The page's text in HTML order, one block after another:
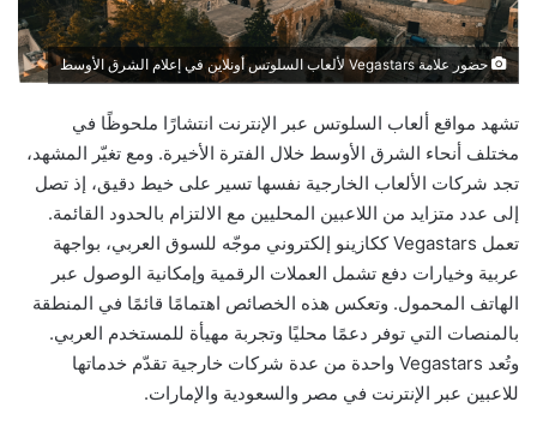
حضور علامة Vegastars لألعاب السلوتس أونلاين في إعلام الشرق الأوسط
تشهد مواقع ألعاب السلوتس عبر الإنترنت انتشارًا ملحوظًا في
مختلف أنحاء الشرق الأوسط خلال الفترة الأخيرة. ومع تغيّر المشهد،
تجد شركات الألعاب الخارجية نفسها تسير على خيط دقيق، إذ تصل
إلى عدد متزايد من اللاعبين المحليين مع الالتزام بالحدود القائمة.
تعمل Vegastars ككازينو إلكتروني موجّه للسوق العربي، بواجهة
عربية وخيارات دفع تشمل العملات الرقمية وإمكانية الوصول عبر
الهاتف المحمول. وتعكس هذه الخصائص اهتمامًا قائمًا في المنطقة
بالمنصات التي توفر دعمًا محليًا وتجربة مهيأة للمستخدم العربي.
وتُعد Vegastars واحدة من عدة شركات خارجية تقدّم خدماتها
للاعبين عبر الإنترنت في مصر والسعودية والإمارات.